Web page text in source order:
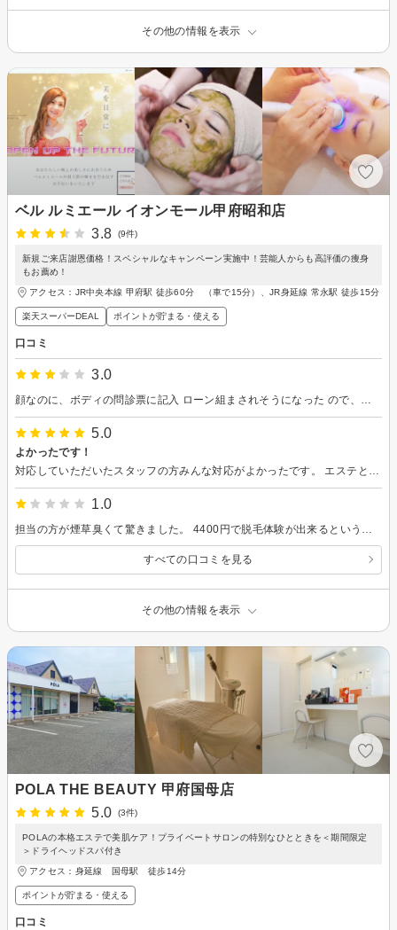
その他の情報を表示
ベル ルミエール イオンモール甲府昭和店
3.8
(9件)
新規ご来店謝恩価格！スペシャルなキャンペーン実施中！芸能人からも高評価の痩身
もお薦め！
アクセス：JR中央本線 甲府駅 徒歩60分 （車で15分）、JR身延線 常永駅 徒歩15分
楽天スーパーDEAL ポイントが貯まる・使える
口コミ
3.0
5.0
よかったです！
1.0
すべての口コミを見る
その他の情報を表示
POLA THE BEAUTY 甲府国母店
5.0
(3件)
POLAの本格エステで美肌ケア！プライベートサロンの特別なひとときを＜期間限定
＞ドライヘッドスパ付き
アクセス：身延線 国母駅 徒歩14分
ポイントが貯まる・使える
口コミ